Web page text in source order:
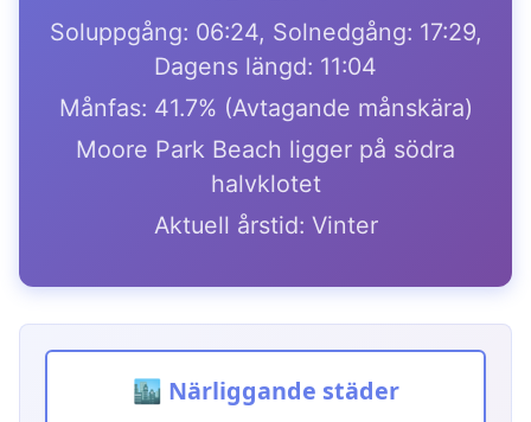
Soluppgång: 06:24, Solnedgång: 17:29,
Dagens längd: 11:04
Månfas: 41.7% (Avtagande månskära)
Moore Park Beach ligger på södra
halvklotet
Aktuell årstid: Vinter
🏙️ Närliggande städer